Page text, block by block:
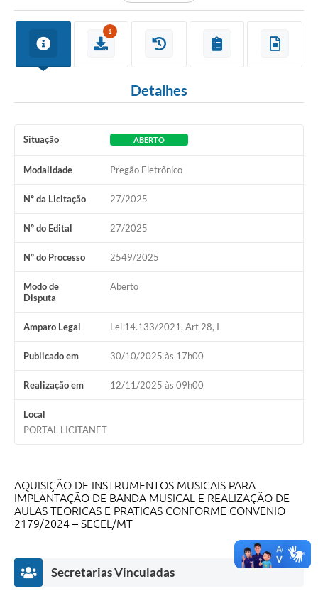
1
Detalhes
Situação ABERTO
Modalidade Pregão Eletrônico
Nº da Licitação 27/2025
Nº do Edital 27/2025
Nº do Processo 2549/2025
Modo de
Disputa
Aberto
Amparo Legal Lei 14.133/2021, Art 28, I
Publicado em 30/10/2025 às 17h00
Realização em 12/11/2025 às 09h00
Local
PORTAL LICITANET
AQUISIÇÃO DE INSTRUMENTOS MUSICAIS PARA
IMPLANTAÇÃO DE BANDA MUSICAL E REALIZAÇÃO DE
AULAS TEORICAS E PRATICAS CONFORME CONVENIO
2179/2024 – SECEL/MT
Secretarias Vinculadas